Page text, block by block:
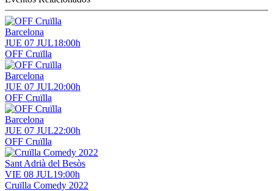
Barcelona
JUE 07 JUL18:00h
OFF Cruïlla
Barcelona
JUE 07 JUL20:00h
OFF Cruïlla
Barcelona
JUE 07 JUL22:00h
OFF Cruïlla
Sant Adrià del Besòs
VIE 08 JUL19:00h
Cruïlla Comedy 2022